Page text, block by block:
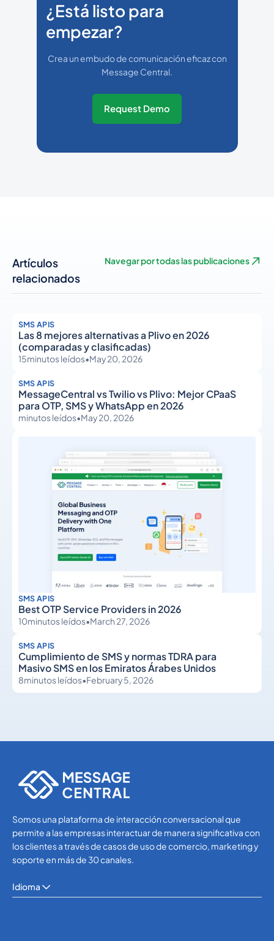
¿Está listo para
empezar?
Crea un embudo de comunicación eficaz con
Message Central.
Request Demo
Artículos
relacionados
Navegar por todas las publicaciones
SMS APIS
Las 8 mejores alternativas a Plivo en 2026
(comparadas y clasificadas)
15minutos leídos•May 20, 2026
SMS APIS
MessageCentral vs Twilio vs Plivo: Mejor CPaaS
para OTP, SMS y WhatsApp en 2026
minutos leídos•May 20, 2026
SMS APIS
Best OTP Service Providers in 2026
10minutos leídos•March 27, 2026
SMS APIS
Cumplimiento de SMS y normas TDRA para
Masivo SMS en los Emiratos Árabes Unidos
8minutos leídos•February 5, 2026
Somos una plataforma de interacción conversacional que
permite a las empresas interactuar de manera significativa con
los clientes a través de casos de uso de comercio, marketing y
soporte en más de 30 canales.
Idioma